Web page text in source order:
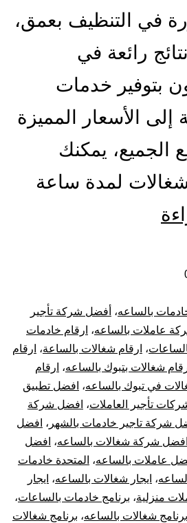
في التنظيف بعمق،
رائعة في
بتوفير خدمات
إلى الأسعار المميزة
الجميع، يمكنك
لمدة ساعة
بتبوك
بالساعه، أفضل شركة تأجير
عاملات بالساعه، ارقام خادمات
، ارقام شغالات بالساعة، ارقام
شغالات بتبوك بالساعه، ارقام
في تبوك بالساعه، افضل تطبيق
تأجير العاملات، افضل شركة
شركة تاجير خادمات بالشهر ، افضل
افضل شركة شغالات بالساعه، افضل
عاملات بالساعه، المتحدة خادمات
، ايجار شغالات بالساعه، ايجار
منزلية، برنامج خادمات بالساعات،
برنامج شغالات بالساعه، برنامج شغالات